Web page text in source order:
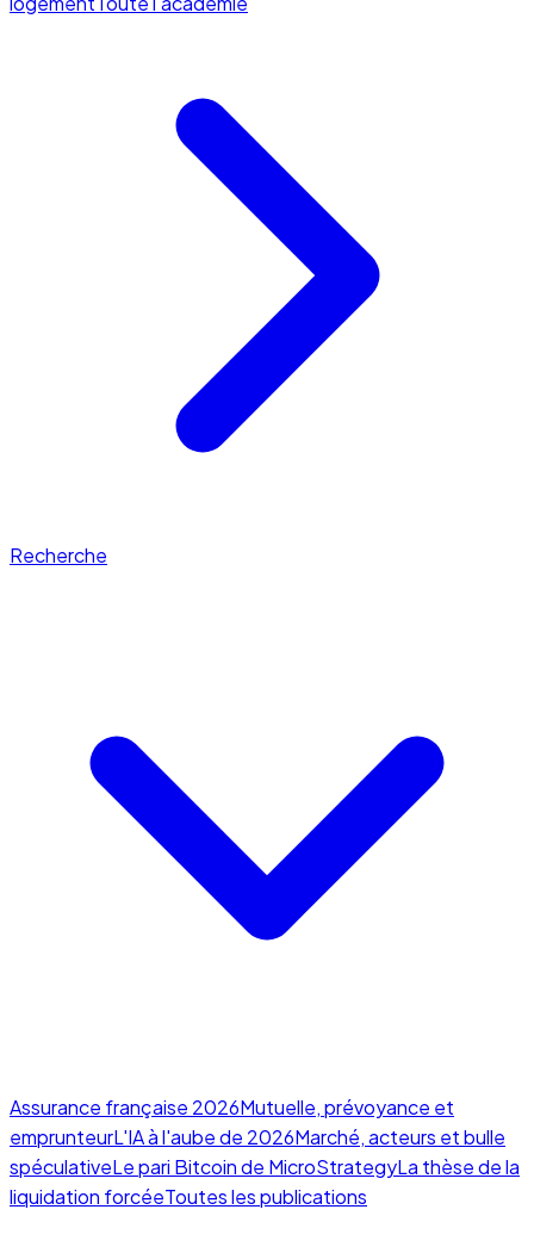
Recherche
Assurance française 2026Mutuelle, prévoyance et
emprunteurL'IA à l'aube de 2026Marché, acteurs et bulle
spéculativeLe pari Bitcoin de MicroStrategyLa thèse de la
liquidation forcéeToutes les publications